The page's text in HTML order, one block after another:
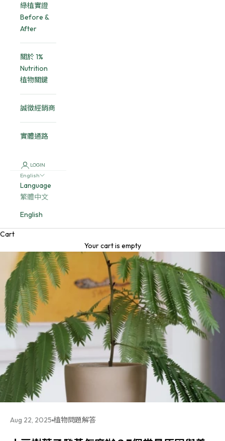
綠植實證
Before &
After
關於 1%
Nutrition
植物關鍵
誠徵經銷商
實體通路
LOGIN
English
Language
繁體中文
English
Cart
Your cart is empty
Aug 22, 2025 植物問題解答